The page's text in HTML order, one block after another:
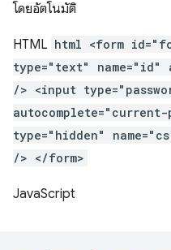
โดยอัตโนมัติ
HTML html <form
type="text" name="id"
/> <input
type="hidden"
/> </form>
JavaScript